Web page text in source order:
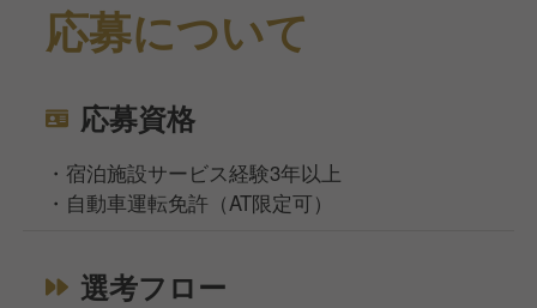
応募について
応募資格
・宿泊施設サービス経験3年以上
・自動車運転免許（AT限定可）
選考フロー